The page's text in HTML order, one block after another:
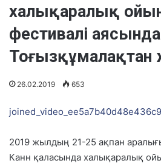
халықаралық
фестивалі аясында
Тоғызқұмалақтан
26.02.2019 653
2019 жылдың 21-25 ақпан
Канн қаласында халықаралық